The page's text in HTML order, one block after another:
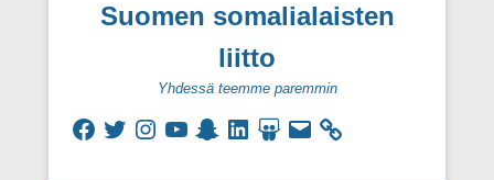
Suomen somalialaisten
liitto
Yhdessä teemme paremmin
FacebookTwitterInstagramYouTubeSnapchatLinkedInSlideShare
Sähköpostiosoite